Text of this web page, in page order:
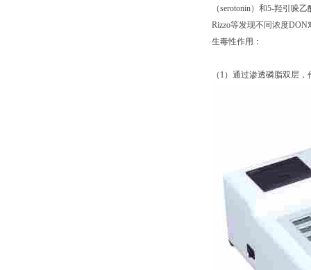
（serotonin）和5-羟引哚
Rizzo等发现不同浓度
生毒性作用：
（1）通过渗透磷脂双层